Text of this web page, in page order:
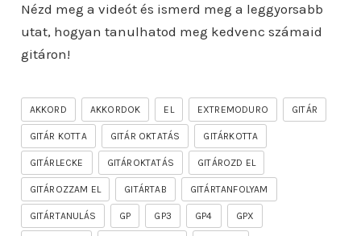
Nézd meg a videót és ismerd meg a leggyorsabb
utat, hogyan tanulhatod meg kedvenc számaid
gitáron!
AKKORD AKKORDOK EL EXTREMODURO GITÁR
GITÁR KOTTA GITÁR OKTATÁS GITÁRKOTTA
GITÁRLECKE GITÁROKTATÁS GITÁROZD EL
GITÁROZZAM EL GITÁRTAB GITÁRTANFOLYAM
GITÁRTANULÁS GP GP3 GP4 GPX